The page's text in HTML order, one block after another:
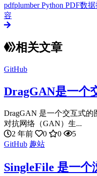
pdfplumber Python PDF数
容
相关文章
GitHub
DragGAN是一个
DragGAN 是一个交互式
对抗网络（GAN）生...
2 年前
0 0
5
GitHub 趣站
SingleFile 是一